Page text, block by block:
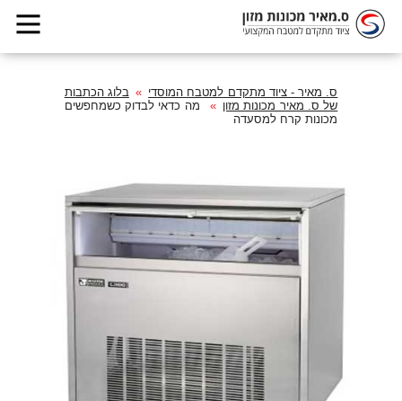
ס. מאיר - ציוד מתקדם למטבח המוסדי
בלוג הכתבות
של ס. מאיר מכונות מזון
מה כדאי לבדוק כשמחפשים
מכונות קרח למסעדה